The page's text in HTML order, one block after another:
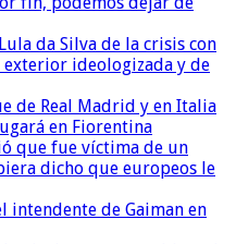
da Silva de la crisis con
ideologizada y de
de Real Madrid y en Italia
en Fiorentina
que fue víctima de un
dicho que europeos le
intendente de Gaiman en